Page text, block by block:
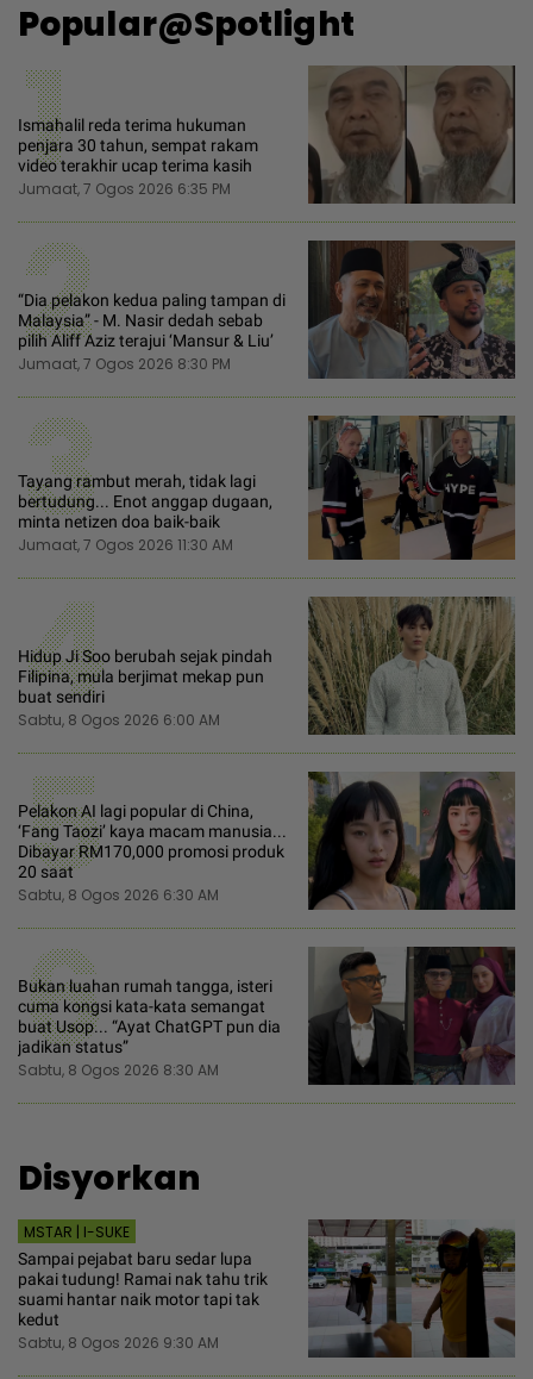
Popular@Spotlight
1
Ismahalil reda terima hukuman
penjara 30 tahun, sempat rakam
video terakhir ucap terima kasih
Jumaat, 7 Ogos 2026 6:35 PM
2
“Dia pelakon kedua paling tampan di
Malaysia” - M. Nasir dedah sebab
pilih Aliff Aziz terajui ‘Mansur & Liu’
Jumaat, 7 Ogos 2026 8:30 PM
3
Tayang rambut merah, tidak lagi
bertudung... Enot anggap dugaan,
minta netizen doa baik-baik
Jumaat, 7 Ogos 2026 11:30 AM
4
Hidup Ji Soo berubah sejak pindah
Filipina, mula berjimat mekap pun
buat sendiri
Sabtu, 8 Ogos 2026 6:00 AM
5
Pelakon AI lagi popular di China,
‘Fang Taozi’ kaya macam manusia...
Dibayar RM170,000 promosi produk
20 saat
Sabtu, 8 Ogos 2026 6:30 AM
6
Bukan luahan rumah tangga, isteri
cuma kongsi kata-kata semangat
buat Usop... “Ayat ChatGPT pun dia
jadikan status”
Sabtu, 8 Ogos 2026 8:30 AM
Disyorkan
MSTAR | I-SUKE
Sampai pejabat baru sedar lupa
pakai tudung! Ramai nak tahu trik
suami hantar naik motor tapi tak
kedut
Sabtu, 8 Ogos 2026 9:30 AM